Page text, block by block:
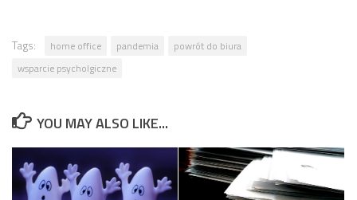
Tags: home office pandemia
powrót do biura
wsparcie psycholgiczne
YOU MAY ALSO LIKE...